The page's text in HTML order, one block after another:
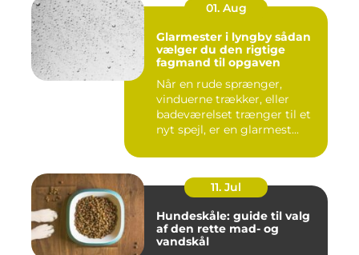
01. Aug
Glarmester i lyngby sådan
vælger du den rigtige
fagmand til opgaven
Når en rude sprænger,
vinduerne trækker, eller
badeværelset trænger til et
nyt spejl, er en glarmest...
11. Jul
Hundeskåle: guide til valg
af den rette mad- og
vandskål